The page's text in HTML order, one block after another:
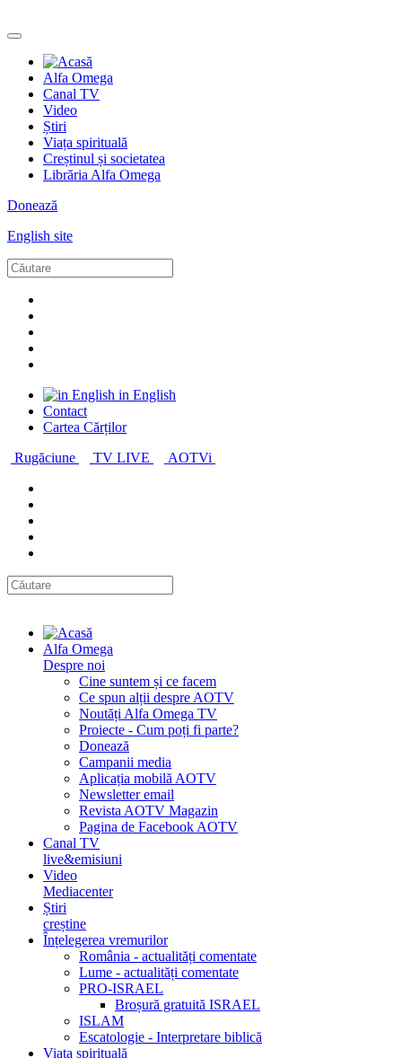
Alfa Omega
Canal TV
Video
Știri
Viața spirituală
Creștinul și societatea
Librăria Alfa Omega
Donează
English site
in English
Contact
Cartea Cărților
Rugăciune
TV LIVE AOTVi
Alfa Omega
Despre noi
Cine suntem și ce facem
Ce spun alții despre AOTV
Noutăți Alfa Omega TV
Proiecte - Cum poți fi parte?
Donează
Campanii media
Aplicația mobilă AOTV
Newsletter email
Revista AOTV Magazin
Pagina de Facebook AOTV
Canal TV
live&emisiuni
Video
Mediacenter
Știri
creștine
Înțelegerea vremurilor
România - actualități comentate
Lume - actualități comentate
PRO-ISRAEL
Broșură gratuită ISRAEL
ISLAM
Escatologie - Interpretare biblică
Viața spirituală